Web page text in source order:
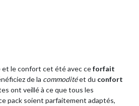
et le confort cet été avec ceforfait
de la commoditéet du confort
ont veillé à ce que tous les
pack soient parfaitement adaptés,